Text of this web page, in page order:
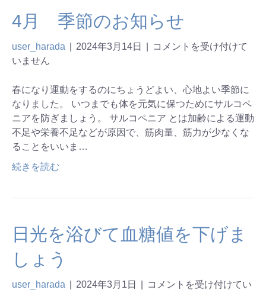
4月 季節のお知らせ
user_harada 2024年3月14日
コメントを受け付けて
いません
春になり運動をするのにちょうどよい、心地よい季節に
なりました。 いつまでも体を元気に保つためにサルコペ
ニアを防ぎましょう。 サルコペニア とは加齢による運動
不足や栄養不足などが原因で、筋肉量、筋力が少なくな
ることをいいま…
続きを読む
日光を浴びて血糖値を下げま
しょう
user_harada 2024年3月1日
コメントを受け付けてい